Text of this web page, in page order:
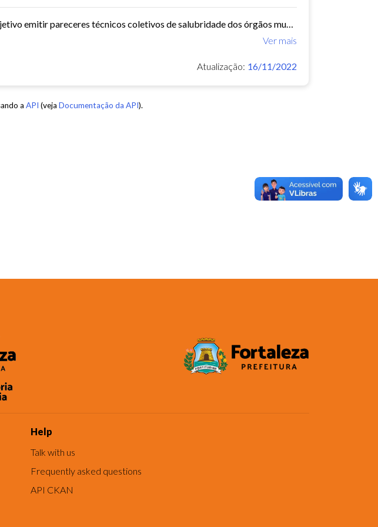
O Núcleo de Insalubridade tem como objetivo emitir pareceres técnicos coletivos de salubridade dos órgãos municipais e pareceres técnicos individuais dos servidores que postulem...
Ver mais
Atualização: 16/11/2022
a API (veja Documentação da API).
Help
Talk with us
Frequently asked questions
API CKAN